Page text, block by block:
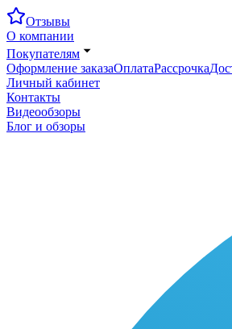
Отзывы
О компании
Покупателям
Оформление заказаОплатаРассрочка
Личный кабинет
Контакты
Видеообзоры
Блог и обзоры